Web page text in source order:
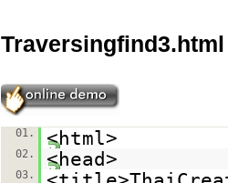
Traversingfind3.html
01. <html>
02. <head>
03.